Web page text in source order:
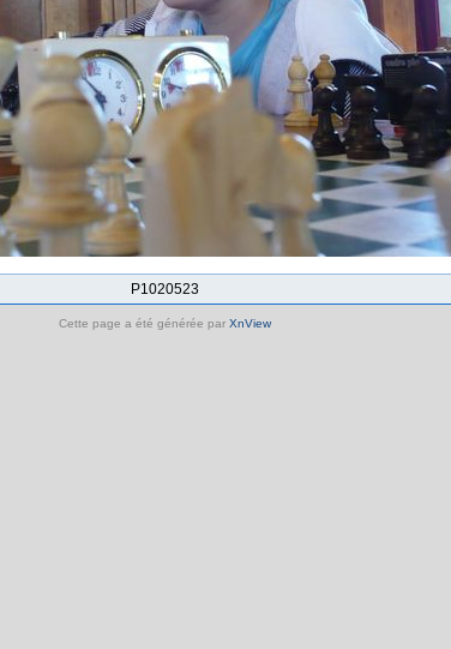
P1020523
Cette page a été générée par XnView